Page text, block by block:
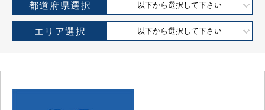
都道府県選択 以下から選択して下さい
エリア選択 以下から選択して下さい